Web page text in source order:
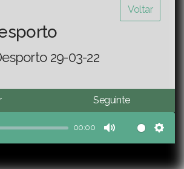
Voltar
29-03-22
Seguinte
00:00
Mute